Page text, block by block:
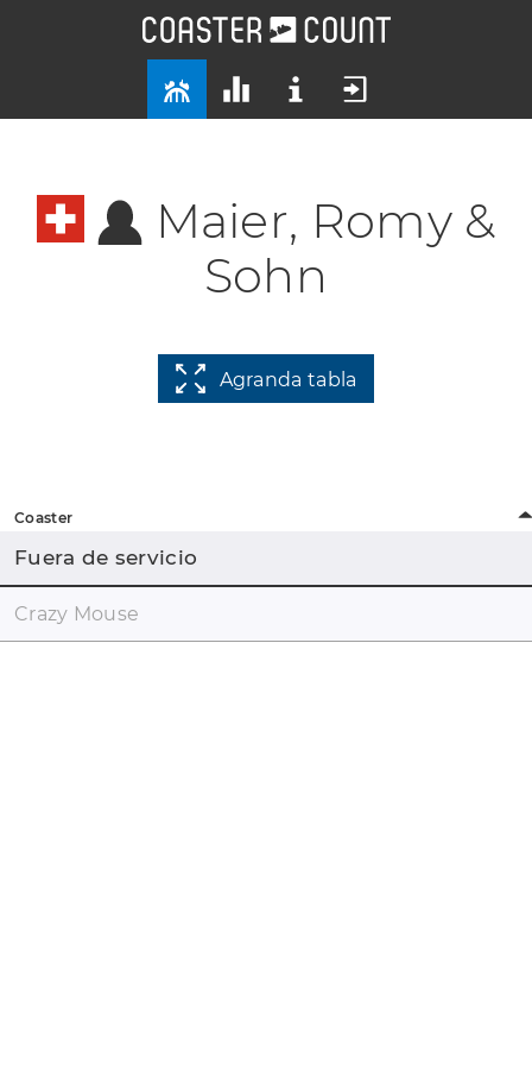
Maier, Romy &
Sohn
Agranda tabla
Coaster
Fuera de servicio
Crazy Mouse